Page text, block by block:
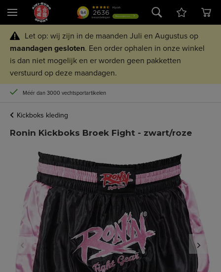
Let op: wij zijn in de maanden Juli en Augustus op
maandagengesloten. Een order ophalen in onze winkel
is dan niet mogelijk en er worden geen pakketten
verstuurd op deze maandagen.
Méér dan 3000 vechtsportartikelen
Kickboks kleding
Ronin Kickboks Broek Fight - zwart/roze